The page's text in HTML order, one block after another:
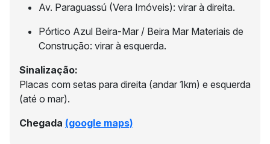
Av. Paraguassú (Vera Imóveis): virar à direita.
Pórtico Azul Beira-Mar / Beira Mar Materiais de
Construção: virar à esquerda.
Sinalização:
Placas com setas para direita (andar 1km) e esquerda
(até o mar).
Chegada (google maps)